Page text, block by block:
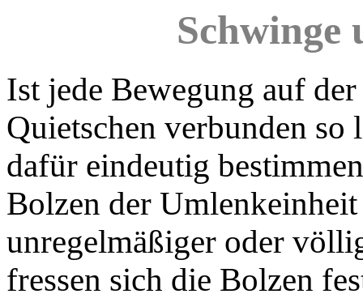
Schwinge
Ist jede Bewegung auf
Quietschen verbunden so
dafür eindeutig
Bolzen der
unregelmäßiger oder
fressen sich die Bolzen